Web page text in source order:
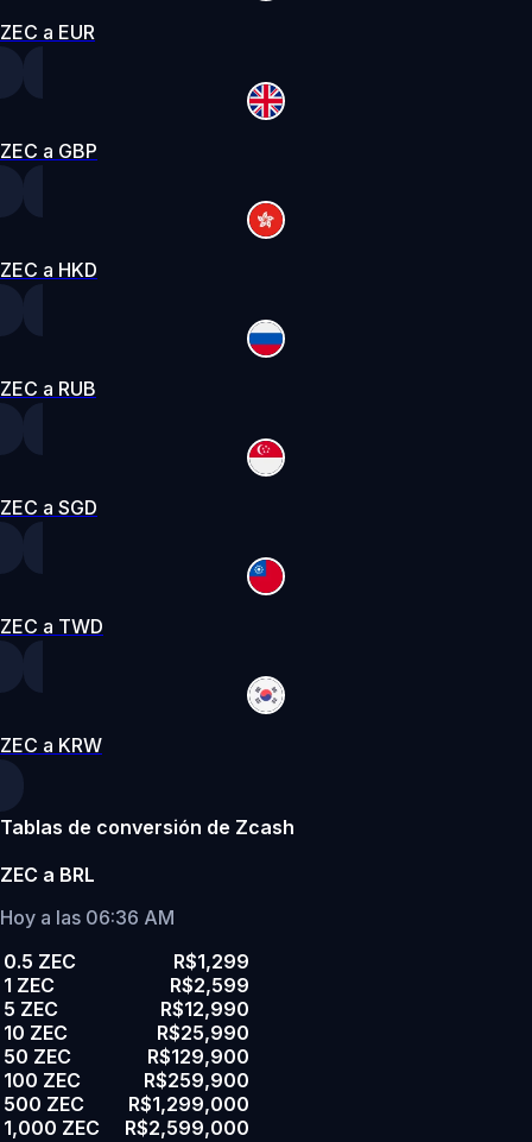
ZEC a EUR
ZEC a GBP
ZEC a HKD
ZEC a RUB
ZEC a SGD
ZEC a TWD
ZEC a KRW
Tablas de conversión de Zcash
ZEC a BRL
Hoy a las 06:36 AM
0.5 ZEC
R$1,299
1 ZEC
R$2,599
5 ZEC
R$12,990
10 ZEC
R$25,990
50 ZEC
R$129,900
100 ZEC
R$259,900
500 ZEC
R$1,299,000
1,000 ZEC
R$2,599,000